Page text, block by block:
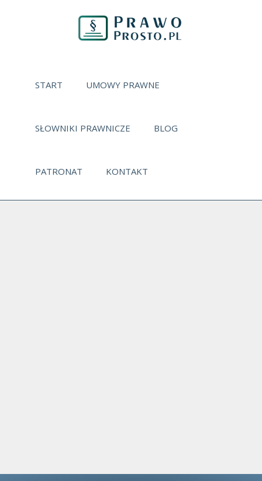
START UMOWY PRAWNE
SŁOWNIKI PRAWNICZE BLOG
PATRONAT KONTAKT